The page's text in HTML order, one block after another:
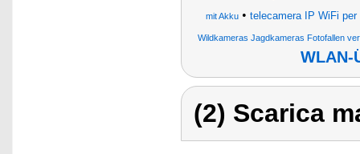
mit Akku• telecamera IP WiFi
Wildkameras Jagdkameras Fotofallen
WLAN-
(2) Scarica